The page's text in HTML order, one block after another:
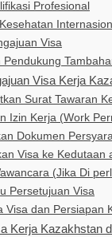
Profesional
Visa
Pendukung
Visa Kerja
Surat Tawaran
Izin Kerja (Work
Dokumen
Visa ke Kedutaan
(Jika Di
Persetujuan Visa
Visa dan Persiapan
Kerja Kazakhstan